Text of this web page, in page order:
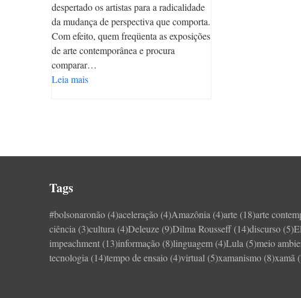
despertado os artistas para a radicalidade
da mudança de perspectiva que comporta.
Com efeito, quem freqüenta as exposições
de arte contemporânea e procura
comparar…
Leia mais
Tags
#bolsonaronão (4)aceleração (4)Amazônia (4)arte (18)arte
ciência (3)cultura (4)Deleuze (9)Dilma Rousseff (14)discurso (5)
impeachment (13)informação (8)linguagem (4)Lula (5)meio
tecnologia (14)tempo de ensaio (4)virtual (5)xamanismo (8)xamã